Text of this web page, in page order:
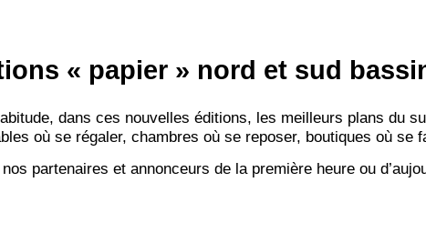
« papier » nord et sud
dans ces nouvelles éditions, les meilleurs plans du
où se régaler, chambres où se reposer, boutiques où se
partenaires et annonceurs de la première heure ou